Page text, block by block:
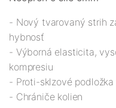
- Nový tvarovaný strih
hybnosť
- Výborná elasticita,
kompresiu
- Proti-sklzové
- Chrániče kolien